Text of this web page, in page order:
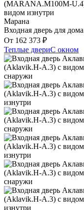
Марана
Входная дверь для дома
От 162 373 ₽
Теплые двериС окном